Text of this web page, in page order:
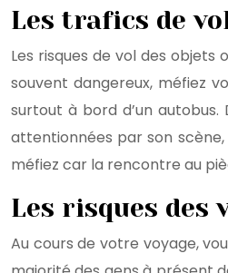
Les trafics de
Les risques de vol des
souvent dangereux, méfiez
surtout à bord d’un
attentionnées par son
méfiez car la rencontre au
Les risques des
Au cours de votre voyage,